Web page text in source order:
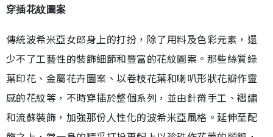
穿插花紋圖案
傳統波希米亞女郎身上的打扮，除了用料及色彩元素，還
少不了工藝性的裝飾細節和豐富的花紋圖案。那些絲質綠
葉印花、金屬花卉圖案、以卷枝花葉和喇叭形狀花瓣作靈
感的花紋等，不時穿插於整個系列，並由針黹手工、褶繡
和流蘇裝飾，加強那份人性化的波希米亞風格。延伸至配